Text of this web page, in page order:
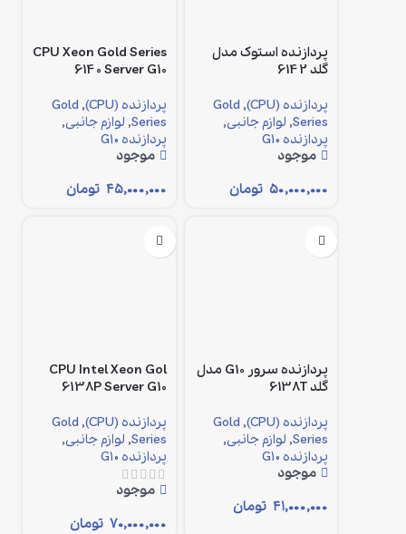
پردازنده استوک مدل
گلد 6142
پردازنده (CPU)
,
Gold
Series
, لوازم جانبی,
پردازنده G10
موجود
۵۰,۰۰۰,۰۰۰ تومان
CPU Xeon Gold Series
6140 Server G10
پردازنده (CPU)
,
Gold
Series
, لوازم جانبی,
پردازنده G10
موجود
۴۵,۰۰۰,۰۰۰ تومان
پردازنده سرور G10 مدل
گلد 6138T
پردازنده (CPU)
,
Gold
Series
, لوازم جانبی,
پردازنده G10
موجود
۴۱,۰۰۰,۰۰۰ تومان
CPU Intel Xeon Gol
6138P Server G10
پردازنده (CPU)
,
Gold
Series
, لوازم جانبی,
پردازنده G10
موجود
۷۰,۰۰۰,۰۰۰ تومان